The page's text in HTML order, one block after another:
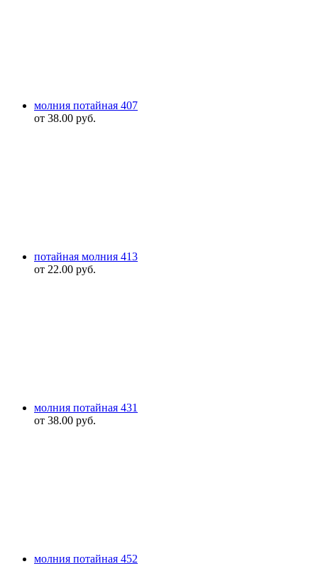
молния потайная 407
от 38.00 руб.
потайная молния 413
от 22.00 руб.
молния потайная 431
от 38.00 руб.
молния потайная 452